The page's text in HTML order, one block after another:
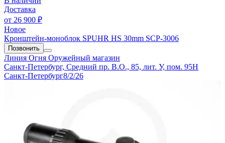
Доставка
от 26 900 ₽
Новое
Кронштейн-моноблок SPUHR HS 30mm SCP-3006
Позвонить
Линия Огня Оружейный магазин
Санкт-Петербург, Средний пр. В.О., 85, лит. У, пом. 95Н
Санкт-Петербург8/2/26